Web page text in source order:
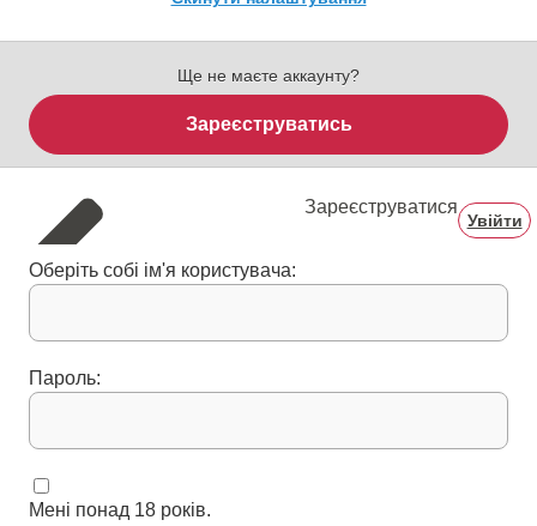
Ще не маєте аккаунту?
Зареєструватись
Зареєструватися
Увійти
Оберіть собі ім'я користувача:
Пароль:
Мені понад 18 років.